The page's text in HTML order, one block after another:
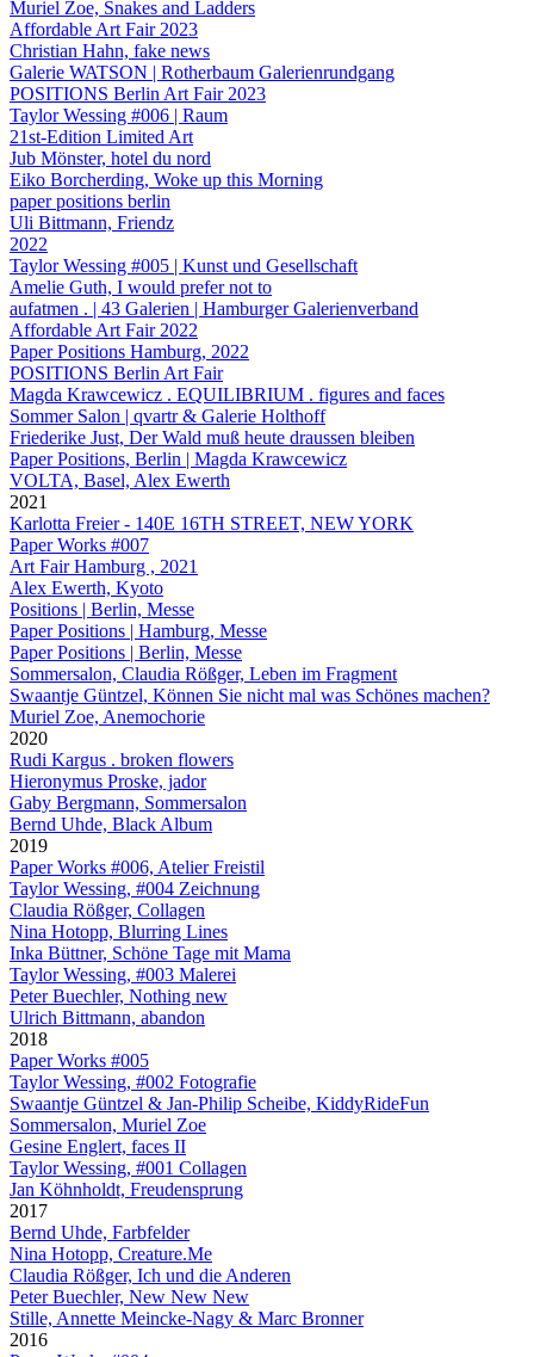
Muriel Zoe, Snakes and Ladders
Affordable Art Fair 2023
Christian Hahn, fake news
Galerie WATSON | Rotherbaum Galerienrundgang
POSITIONS Berlin Art Fair 2023
Taylor Wessing #006 | Raum
21st-Edition Limited Art
Jub Mönster, hotel du nord
Eiko Borcherding, Woke up this Morning
paper positions berlin
Uli Bittmann, Friendz
2022
Taylor Wessing #005 | Kunst und Gesellschaft
Amelie Guth, I would prefer not to
aufatmen . | 43 Galerien | Hamburger Galerienverband
Affordable Art Fair 2022
Paper Positions Hamburg, 2022
POSITIONS Berlin Art Fair
Magda Krawcewicz . EQUILIBRIUM . figures and faces
Sommer Salon | qvartr & Galerie Holthoff
Friederike Just, Der Wald muß heute draussen bleiben
Paper Positions, Berlin | Magda Krawcewicz
VOLTA, Basel, Alex Ewerth
2021
Karlotta Freier - 140E 16TH STREET, NEW YORK
Paper Works #007
Art Fair Hamburg , 2021
Alex Ewerth, Kyoto
Positions | Berlin, Messe
Paper Positions | Hamburg, Messe
Paper Positions | Berlin, Messe
Sommersalon, Claudia Rößger, Leben im Fragment
Swaantje Güntzel, Können Sie nicht mal was Schönes machen?
Muriel Zoe, Anemochorie
2020
Rudi Kargus . broken flowers
Hieronymus Proske, jador
Gaby Bergmann, Sommersalon
Bernd Uhde, Black Album
2019
Paper Works #006, Atelier Freistil
Taylor Wessing, #004 Zeichnung
Claudia Rößger, Collagen
Nina Hotopp, Blurring Lines
Inka Büttner, Schöne Tage mit Mama
Taylor Wessing, #003 Malerei
Peter Buechler, Nothing new
Ulrich Bittmann, abandon
2018
Paper Works #005
Taylor Wessing, #002 Fotografie
Swaantje Güntzel & Jan-Philip Scheibe, KiddyRideFun
Sommersalon, Muriel Zoe
Gesine Englert, faces II
Taylor Wessing, #001 Collagen
Jan Köhnholdt, Freudensprung
2017
Bernd Uhde, Farbfelder
Nina Hotopp, Creature.Me
Claudia Rößger, Ich und die Anderen
Peter Buechler, New New New
Stille, Annette Meincke-Nagy & Marc Bronner
2016